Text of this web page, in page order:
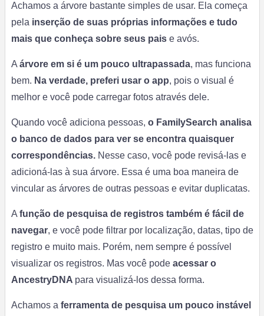
Achamos a árvore bastante simples de usar. Ela começa
pela inserção de suas próprias informações e tudo
mais que conheça sobre seus pais e avós.
A árvore em si é um pouco ultrapassada, mas funciona
bem. Na verdade, preferi usar o app, pois o visual é
melhor e você pode carregar fotos através dele.
Quando você adiciona pessoas, o FamilySearch analisa
o banco de dados para ver se encontra quaisquer
correspondências. Nesse caso, você pode revisá-las e
adicioná-las à sua árvore. Essa é uma boa maneira de
vincular as árvores de outras pessoas e evitar duplicatas.
A função de pesquisa de registros também é fácil de
navegar, e você pode filtrar por localização, datas, tipo de
registro e muito mais. Porém, nem sempre é possível
visualizar os registros. Mas você pode acessar o
AncestryDNA para visualizá-los dessa forma.
Achamos a ferramenta de pesquisa um pouco instável